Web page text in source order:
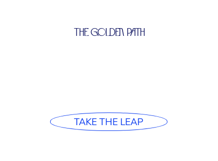
THE GOLDEN PATH
TAKE THE LEAP